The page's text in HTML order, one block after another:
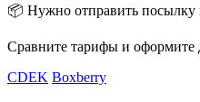
📦 Нужно отправить посылку
Сравните тарифы и оформите
CDEK Boxberry